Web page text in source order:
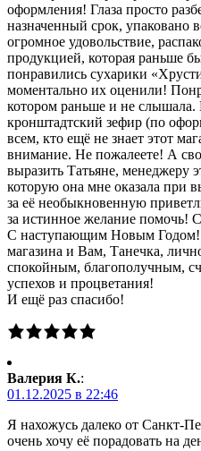
оформления! Глаза просто
назначенный срок, упаковано
огромное удовольствие,
продукцией, которая раньше
понравились сухарики
моментально их оценили!
котором раньше и не слышала.
кронштадтский зефир (по
всем, кто ещё не знает этот
внимание. Не пожалеете! А
выразить Татьяне, менеджеру
которую она мне оказала при
за её необыкновенную
за истинное желание помочь!
С наступающим Новым Годом!
магазина и Вам, Танечка,
спокойным, благополучным,
успехов и процветания!
И ещё раз спасибо!
Валерия К.:
01.12.2025 в 22:46
Я нахожусь далеко от Санкт-
очень хочу её порадовать на